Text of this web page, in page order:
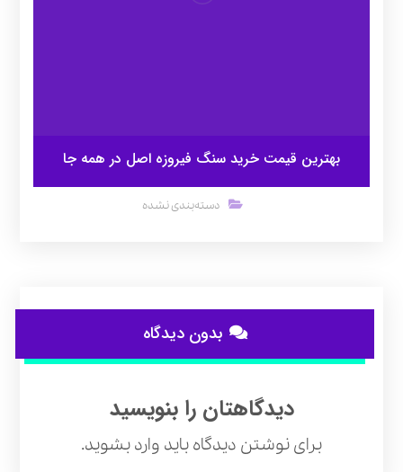
بهترین قیمت خرید سنگ فیروزه اصل در همه جا
دسته‌بندی نشده
بدون دیدگاه
دیدگاهتان را بنویسید
برای نوشتن دیدگاه باید وارد بشوید.